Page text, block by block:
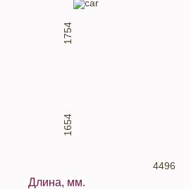
4496
1654
1754
Длина, мм.